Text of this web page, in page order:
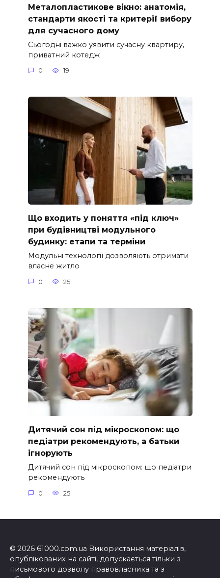
Металопластикове вікно: анатомія,
стандарти якості та критерії вибору
для сучасного дому
Сьогодні важко уявити сучасну квартиру,
приватний котедж
0 19
Що входить у поняття «під ключ»
при будівництві модульного
будинку: етапи та терміни
Модульні технології дозволяють отримати
власне житло
0 25
Дитячий сон під мікроскопом: що
педіатри рекомендують, а батьки
ігнорують
Дитячий сон під мікроскопом: що педіатри
рекомендують
0 25
© 2026 61000.com.ua Використання матеріалів,
опублікованих на сайті, допускається тільки з
письмового дозволу правовласника та з